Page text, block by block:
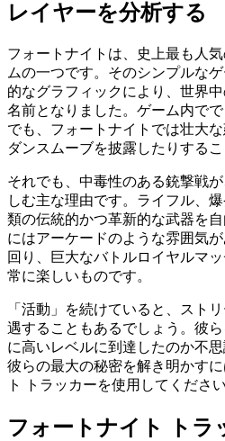
レイヤーを分析する
フォートナイトは、史上最も人
ムの一つです。そのシンプルな
的なグラフィックにより、世界
名前となりました。ゲーム内で
でも、フォートナイトでは壮大
ダンスムーブを披露したりするこ
それでも、中毒性のある銃撃戦
しむ主な理由です。ライフル、
類の伝統的かつ革新的な武器を
にはアーケードのような雰囲気
回り、巨大なバトルロイヤルマ
常に楽しいものです。
「活動」を続けていると、スト
遇することもあるでしょう。彼
に高いレベルに到達したのか不
彼らの最大の秘密を解き明かす
ト トラッカーを使用してください
フォートナイト トラ